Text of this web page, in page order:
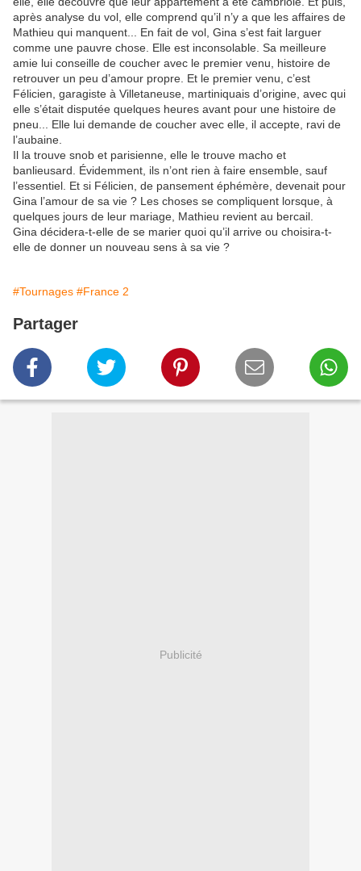
après analyse du vol, elle comprend qu’il n’y a que les affaires de
Mathieu qui manquent... En fait de vol, Gina s’est fait larguer
comme une pauvre chose. Elle est inconsolable. Sa meilleure
amie lui conseille de coucher avec le premier venu, histoire de
retrouver un peu d’amour propre. Et le premier venu, c’est
Félicien, garagiste à Villetaneuse, martiniquais d’origine, avec qui
elle s’était disputée quelques heures avant pour une histoire de
pneu... Elle lui demande de coucher avec elle, il accepte, ravi de
l’aubaine.
Il la trouve snob et parisienne, elle le trouve macho et
banlieusard. Évidemment, ils n’ont rien à faire ensemble, sauf
l’essentiel. Et si Félicien, de pansement éphémère, devenait pour
Gina l’amour de sa vie ? Les choses se compliquent lorsque, à
quelques jours de leur mariage, Mathieu revient au bercail.
Gina décidera-t-elle de se marier quoi qu’il arrive ou choisira-t-
elle de donner un nouveau sens à sa vie ?
#Tournages #France 2
Partager
Publicité